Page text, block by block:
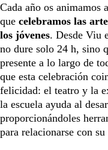
Cada año os animamos
que celebramos las
los jóvenes. Desde Viu
no dure solo 24 h, sino
presente a lo largo de
que esta celebración
felicidad: el teatro y la
la escuela ayuda al
proporcionándoles
para relacionarse con